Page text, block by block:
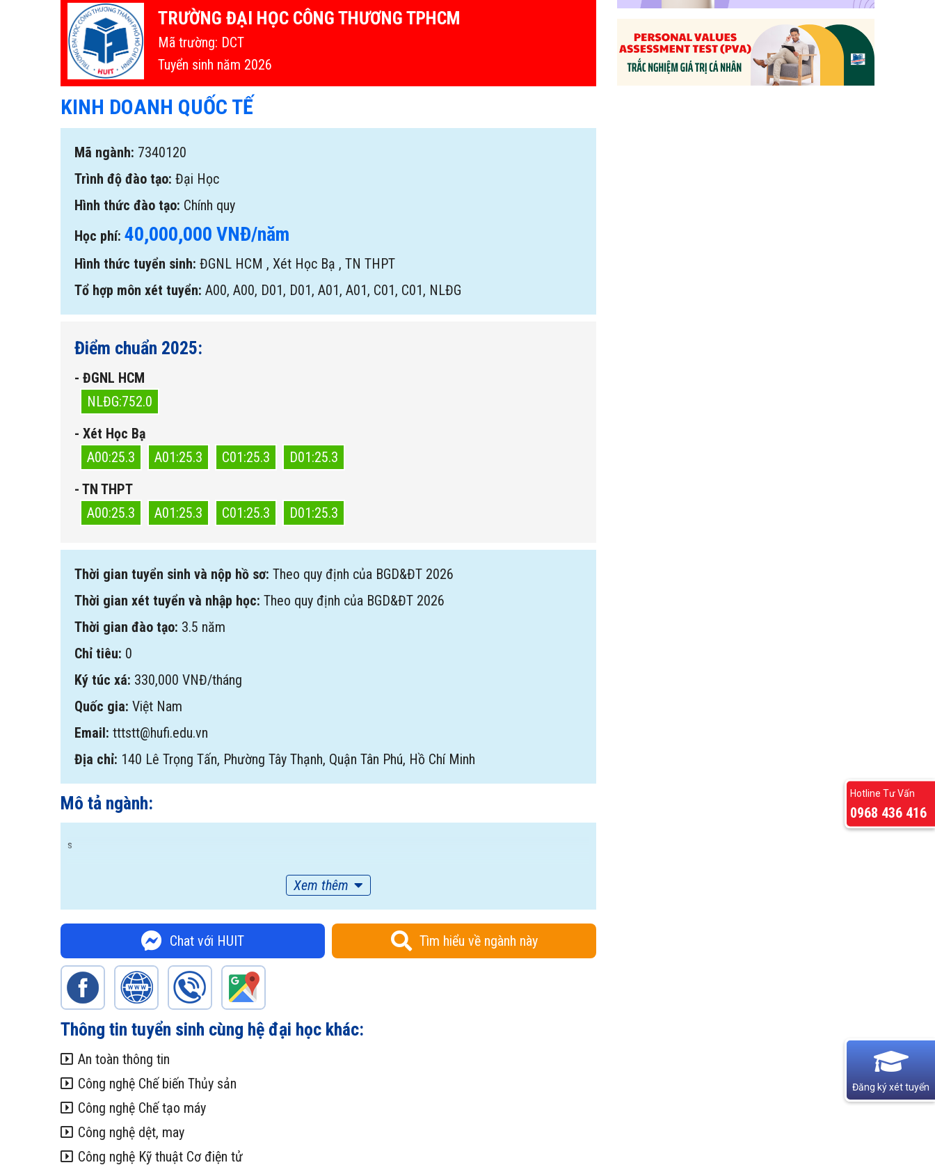
TRƯỜNG ĐẠI HỌC CÔNG THƯƠNG TPHCM
Mã trường: DCT
Tuyển sinh năm 2026
KINH DOANH QUỐC TẾ
Mã ngành: 7340120
Trình độ đào tạo: Đại Học
Hình thức đào tạo: Chính quy
Học phí: 40,000,000 VNĐ/năm
Hình thức tuyển sinh: ĐGNL HCM , Xét Học Bạ , TN THPT
Tổ hợp môn xét tuyển: A00, A00, D01, D01, A01, A01, C01, C01, NLĐG
Điểm chuẩn 2025:
- ĐGNL HCM
NLĐG:752.0
- Xét Học Bạ
A00:25.3
A01:25.3 C01:25.3
D01:25.3
- TN THPT
A00:25.3
A01:25.3 C01:25.3 D01:25.3
Thời gian tuyển sinh và nộp hồ sơ: Theo quy định của BGD&ĐT 2026
Thời gian xét tuyển và nhập học: Theo quy định của BGD&ĐT 2026
Thời gian đào tạo: 3.5 năm
Chỉ tiêu: 0
Ký túc xá: 330,000 VNĐ/tháng
Quốc gia: Việt Nam
Email: tttstt@hufi.edu.vn
Địa chỉ: 140 Lê Trọng Tấn, Phường Tây Thạnh, Quận Tân Phú, Hồ Chí Minh
Mô tả ngành:
s
Xem thêm
Chat với HUIT Tìm hiểu về ngành này
Thông tin tuyển sinh cùng hệ đại học khác:
An toàn thông tin
Công nghệ Chế biến Thủy sản
Công nghệ Chế tạo máy
Công nghệ dệt, may
Công nghệ Kỹ thuật Cơ điện tử
Đăng ký xét tuyển
Hotline Tư Vấn
0968 436 416